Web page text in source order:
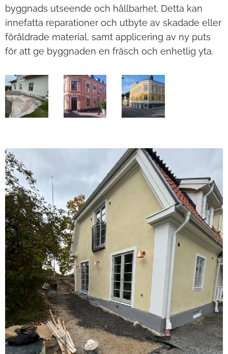
byggnads utseende och hållbarhet. Detta kan
innefatta reparationer och utbyte av skadade eller
föråldrade material, samt applicering av ny puts
för att ge byggnaden en fräsch och enhetlig yta.